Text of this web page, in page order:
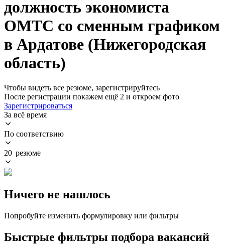
должность экономиста
ОМТС со сменным графиком
в Ардатове (Нижегородская
область)
Чтобы видеть все резюме, зарегистрируйтесь
После регистрации покажем ещё 2 и откроем фото
Зарегистрироваться
За всё время
По соответствию
20 резюме
Ничего не нашлось
Попробуйте изменить формулировку или фильтры
Быстрые фильтры подбора вакансий